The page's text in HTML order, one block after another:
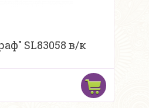
SL83058 в/к